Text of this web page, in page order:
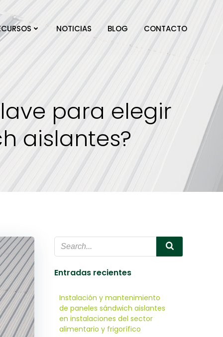
NOTICIAS BLOG CONTACTO
para elegir
aislantes?
Entradas recientes
Instalación y mantenimiento
de paneles sándwich aislantes
en instalaciones del sector
alimentario y frigorífico